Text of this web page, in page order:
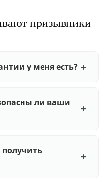
призывники
у меня есть?
ли ваши
получить